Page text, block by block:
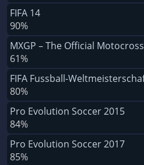
FIFA 14
90%
MXGP – The Official
61%
FIFA Fussball-
80%
Pro Evolution Soccer 2015
84%
Pro Evolution Soccer 2017
85%